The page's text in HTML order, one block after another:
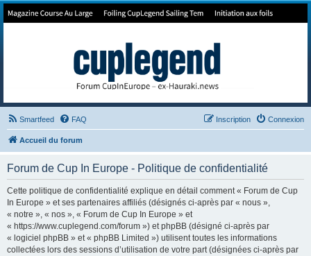
Forum de Cup In Europe
Smartfeed FAQ Connexion
Inscription
Accueil du forum
Forum de Cup In Europe - Politique de confidentialité
Cette politique de confidentialité explique en détail comment « Forum de Cup
In Europe » et ses partenaires affiliés (désignés ci-après par « nous »,
« notre », « nos », « Forum de Cup In Europe » et
« https://www.cuplegend.com/forum ») et phpBB (désigné ci-après par
« logiciel phpBB » et « phpBB Limited ») utilisent toutes les informations
collectées lors des sessions d’utilisation de votre part (désignées ci-après par